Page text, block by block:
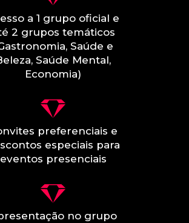
a 1 grupo oficial e
2 grupos temáticos
Saúde e
Saúde Mental,
Economia)
preferenciais e
especiais para
eventos presenciais
no grupo